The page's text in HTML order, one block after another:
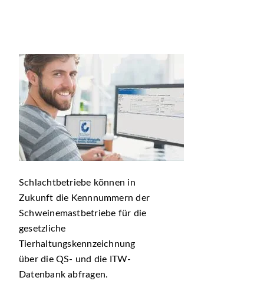
Schlachtbetriebe können in
Zukunft die Kennnummern der
Schweinemastbetriebe für die
gesetzliche
Tierhaltungskennzeichnung
über die QS- und die ITW-
Datenbank abfragen.